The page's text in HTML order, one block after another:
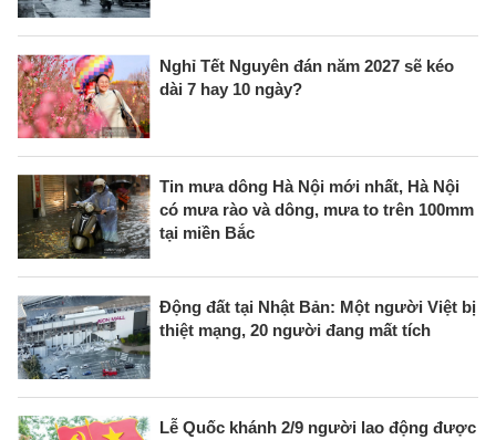
Nghỉ Tết Nguyên đán năm 2027 sẽ kéo
dài 7 hay 10 ngày?
Tin mưa dông Hà Nội mới nhất, Hà Nội
có mưa rào và dông, mưa to trên 100mm
tại miền Bắc
Động đất tại Nhật Bản: Một người Việt bị
thiệt mạng, 20 người đang mất tích
Lễ Quốc khánh 2/9 người lao động được